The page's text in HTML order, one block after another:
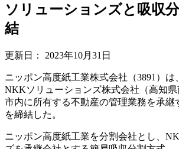
ソリューションズと吸収
結
更新日： 2023年10月31日
ニッポン高度紙工業株式会社（3891）は
NKKソリューションズ株式会社（高知
市内に所有する不動産の管理業務を承継
を締結した。
ニッポン高度紙工業を分割会社とし、